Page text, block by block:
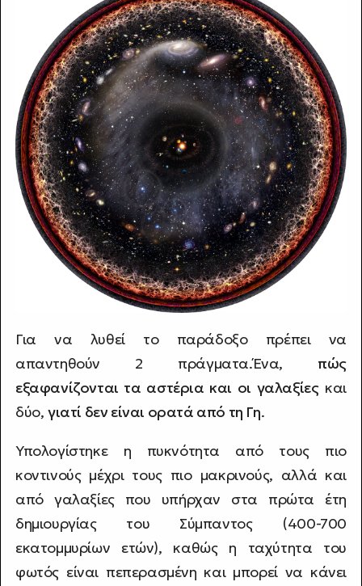
Για να λυθεί το παράδοξο πρέπει να
απαντηθούν 2 πράγματα.Ένα, πώς
εξαφανίζονται τα αστέρια και οι γαλαξίεςκαι
δύο, γιατί δεν είναι ορατά από τη Γη.
Υπολογίστηκε η πυκνότητα από τους πιο
κοντινούς μέχρι τους πιο μακρινούς, αλλά και
από γαλαξίες που υπήρχαν στα πρώτα έτη
δημιουργίας του Σύμπαντος (400-700
εκατομμυρίων ετών), καθώς η ταχύτητα του
φωτός είναι πεπερασμένη και μπορεί να κάνει